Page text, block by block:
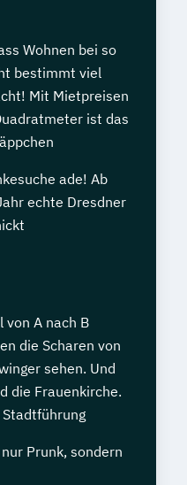
Wohnen bei so
bestimmt viel
Mit Mietpreisen
ist das
ade! Ab
echte Dresdner
von A nach B
die Scharen von
sehen. Und
die Frauenkirche.
Prunk, sondern